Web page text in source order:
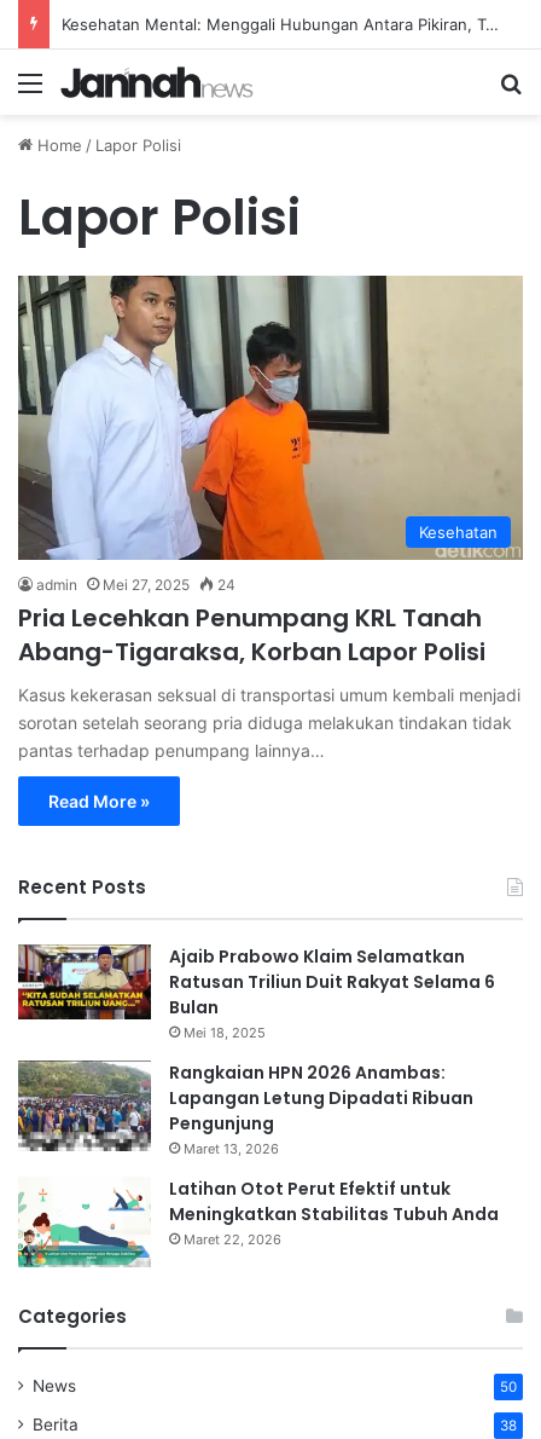
Kesehatan Mental: Menggali Hubungan Antara Pikiran, Tubuh, dan Emosi secara Mendalam
Menu
Home / Lapor Polisi
Lapor Polisi
Kesehatan
admin Mei 27, 2025 24
Pria Lecehkan Penumpang KRL Tanah
Abang-Tigaraksa, Korban Lapor Polisi
Kasus kekerasan seksual di transportasi umum kembali menjadi
sorotan setelah seorang pria diduga melakukan tindakan tidak
pantas terhadap penumpang lainnya…
Read More »
Recent Posts
Ajaib Prabowo Klaim Selamatkan
Ratusan Triliun Duit Rakyat Selama 6
Bulan
Mei 18, 2025
Rangkaian HPN 2026 Anambas:
Lapangan Letung Dipadati Ribuan
Pengunjung
Maret 13, 2026
Latihan Otot Perut Efektif untuk
Meningkatkan Stabilitas Tubuh Anda
Maret 22, 2026
Categories
News 50
Berita 38